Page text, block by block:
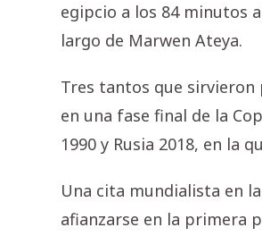
egipcio a los 84 minutos
largo de Marwen Ateya.
Tres tantos que
en una fase final de la
1990 y Rusia 2018, en la
Una cita mundialista en
afianzarse en la primera